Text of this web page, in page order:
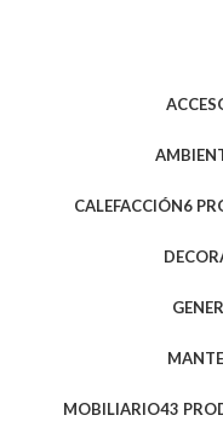
CALEFACCIÓN6
MOBILIARIO43